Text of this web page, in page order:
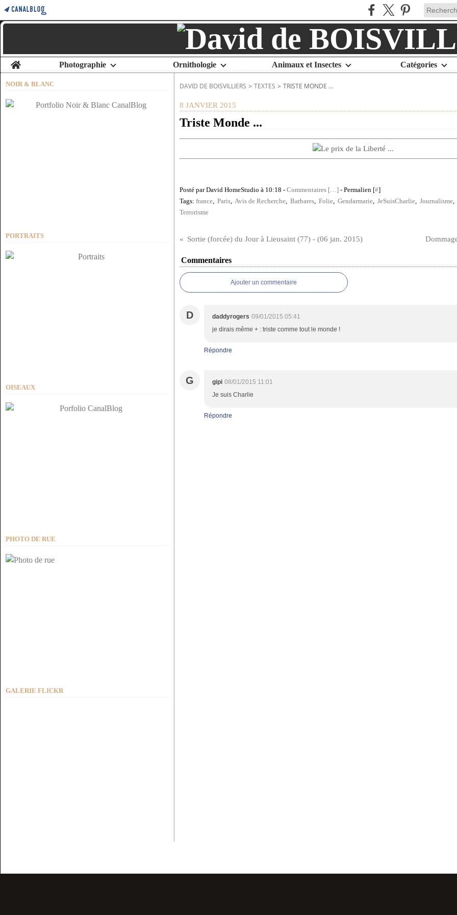
Home Photographie Ornithologie Animaux et Insectes Catégories
NOIR & BLANC
PORTRAITS
OISEAUX
PHOTO DE RUE
GALERIE FLICKR
DAVID DE BOISVILLIERS > TEXTES > TRISTE MONDE ...
8 JANVIER 2015
Triste Monde ...
Posté par David HomeStudio à 10:18 - Commentaires […]- Permalien [#]
Tags: france, Paris, Avis de Recherche, Barbares, Folie, Gendarmarie, JeSuisCharlie, Journalisme,
Terrorisme
Sortie (forcée) du Jour à Lieusaint (77) - (06 jan. 2015)
Commentaires
Ajouter un commentaire
D daddyrogers 09/01/2015 05:41
je dirais même + : triste comme tout le monde !
Répondre
G gipi 08/01/2015 11:01
Je suis Charlie
Répondre